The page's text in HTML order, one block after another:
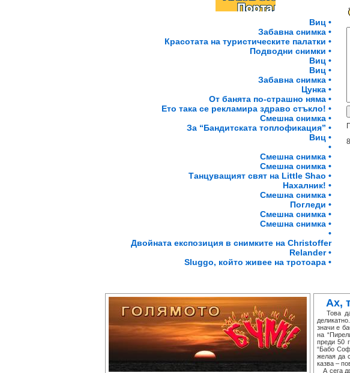
Виц •
Забавна снимка •
Красотата на туристическите палатки •
Подводни снимки •
Виц •
Виц •
Забавна снимка •
Цунка •
От банята по-страшно няма •
Ето така се рекламира здраво стъкло! •
Смешна снимка •
За “Бандитската топлофикация” •
Виц •
•
Смешна снимка •
Смешна снимка •
Танцуващият свят на Little Shao •
Нахалник! •
Смешна снимка •
Погледи •
Смешна снимка •
Смешна снимка •
•
Двойната експозиция в снимките на Christoffer
Relander •
Sluggo, който живее на тротоара •
Ах,
Това
значи е
на
преди 50
“Бабо
желая да
казва –
А сега